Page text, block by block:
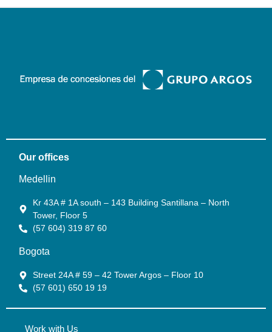
Our offices
Medellin
Kr 43A # 1A south – 143 Building Santillana – North
Tower, Floor 5
(57 604) 319 87 60
Bogota
Street 24A # 59 – 42 Tower Argos – Floor 10
(57 601) 650 19 19
Work with Us